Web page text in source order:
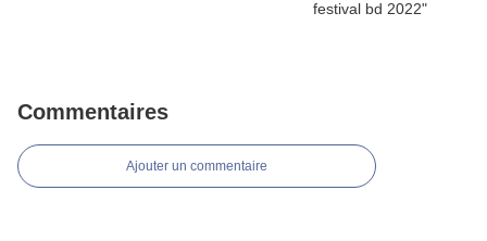
Commentaires
Ajouter un commentaire